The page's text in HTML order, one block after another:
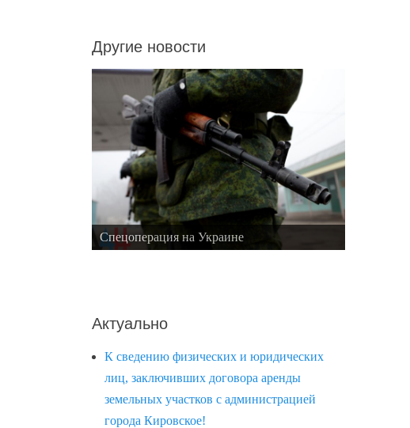
Другие новости
Спецоперация на Украине
Актуально
К сведению физических и юридических
лиц, заключивших договора аренды
земельных участков с администрацией
города Кировское!